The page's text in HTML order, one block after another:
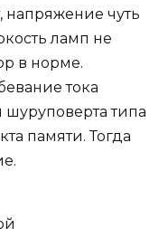
напряжение чуть
ламп не
в норме.
тока
шуруповерта типа
памяти. Тогда